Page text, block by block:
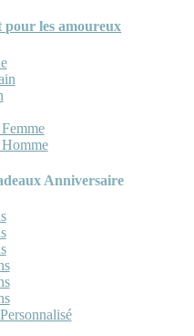
pour les amoureux
Anniversaire